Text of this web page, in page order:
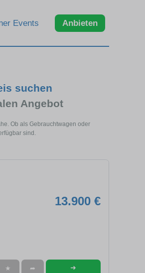
Events Anbieten
suchen
Angebot
Ob als Gebrauchtwagen oder
sind.
13.900 €
★ ➦ ➜